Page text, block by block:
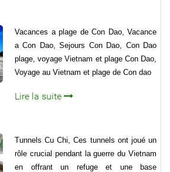
Vacances a plage de Con Dao, Vacance
a Con Dao, Sejours Con Dao, Con Dao
plage, voyage Vietnam et plage Con Dao,
Voyage au Vietnam et plage de Con dao
Lire la suite
Tunnels Cu Chi, Ces tunnels ont joué un
rôle crucial pendant la guerre du Vietnam
en offrant un refuge et une base